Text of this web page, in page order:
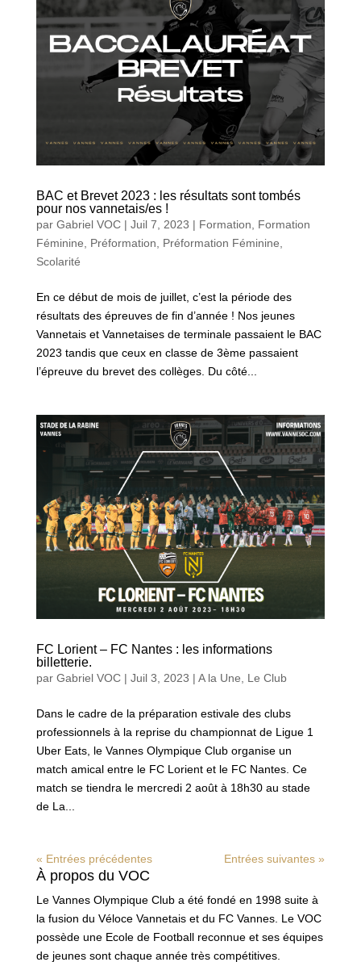
BAC et Brevet 2023 : les résultats sont tombés
pour nos vannetais/es !
par Gabriel VOC| Juil 7, 2023 | Formation
Formation
Féminine
Préformation Préformation Féminine
Scolarité
En ce début de mois de juillet, c’est la période des
résultats des épreuves de fin d’année ! Nos jeunes
Vannetais et Vannetaises de terminale passaient le BAC
2023 tandis que ceux en classe de 3ème passaient
l’épreuve du brevet des collèges. Du côté...
FC Lorient – FC Nantes : les informations
billetterie.
par Gabriel VOC| Juil 3, 2023 | A la Une Le Club
Dans le cadre de la préparation estivale des clubs
professionnels à la reprise du championnat de Ligue 1
Uber Eats, le Vannes Olympique Club organise un
match amical entre le FC Lorient et le FC Nantes. Ce
match se tiendra le mercredi 2 août à 18h30 au stade
de La...
« Entrées précédentes Entrées suivantes »
À propos du VOC
Le Vannes Olympique Club a été fondé en 1998 suite à
la fusion du Véloce Vannetais et du FC Vannes. Le VOC
possède une Ecole de Football reconnue et ses équipes
de jeunes sont chaque année très compétitives.